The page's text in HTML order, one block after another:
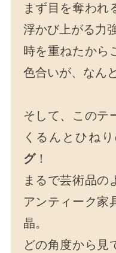
まず目を奪われ
浮かび上がる力
時を重ねたから
色合いが、なん
そして、このテ
くるんとひね
グ！
まるで芸術品の
アンティーク家
晶。
どの角度から見